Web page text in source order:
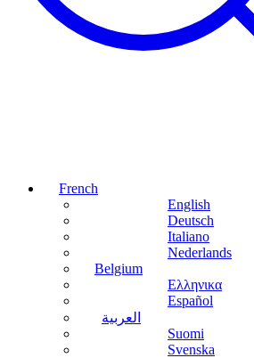
French
English
Deutsch
Italiano
Nederlands
Belgium
Ελληνικα
Español
العربية
Suomi
Svenska